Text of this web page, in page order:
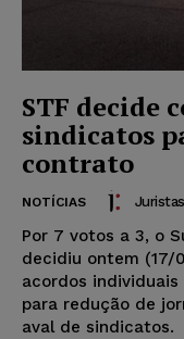
STF decide
sindicatos
contrato
NOTÍCIAS Juristas
Por 7 votos a 3, o
decidiu ontem (17/
acordos
para redução de
aval de sindicatos.